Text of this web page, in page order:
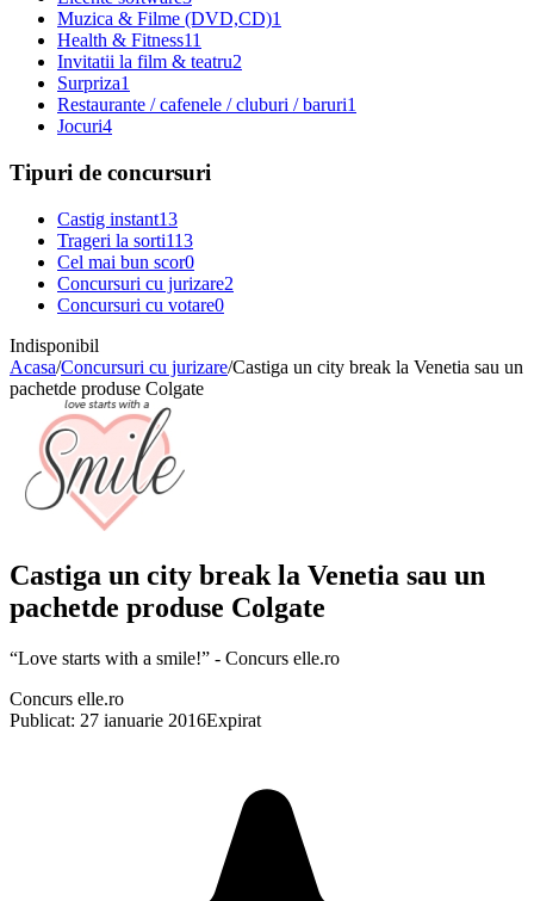
Muzica & Filme (DVD,CD)1
Health & Fitness11
Invitatii la film & teatru2
Surpriza1
Restaurante / cafenele / cluburi / baruri1
Jocuri4
Tipuri de concursuri
Castig instant13
Trageri la sorti113
Cel mai bun scor0
Concursuri cu jurizare2
Concursuri cu votare0
Indisponibil
Acasa/Concursuri cu jurizare/Castiga un city break la Venetia sau un
pachetde produse Colgate
Castiga un city break la Venetia sau un
pachetde produse Colgate
“Love starts with a smile!” - Concurs elle.ro
Concurs elle.ro
Publicat: 27 ianuarie 2016Expirat